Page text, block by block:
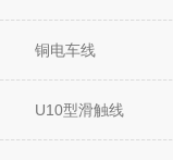
铜电车线
U10型滑触线